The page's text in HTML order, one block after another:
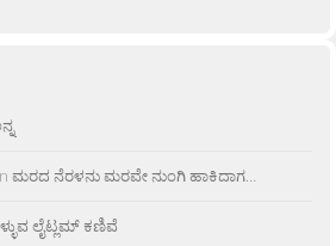
ಮರದ ನೆರಳನು ಮರವೇ ನುಂಗಿ ಹಾಕಿದಾಗ…
ಲೈಟ್ಲಮ್ ಕಣಿವೆ